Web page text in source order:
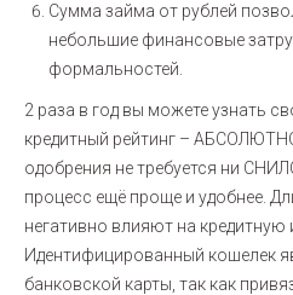
Сумма займа от рублей
небольшие финансовые
формальностей.
2 раза в год вы можете узнать
кредитный рейтинг –
одобрения не требуется ни
процесс ещё проще и удобнее.
негативно влияют на кредитную
Идентифицированный кошелек
банковской карты, так как